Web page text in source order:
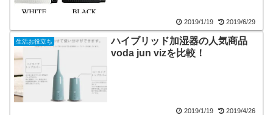
2019/1/19 2019/6/29
生活お役立ち
ハイブリッド加湿器の人気商品
voda jun vizを比較！
2019/1/19 2019/4/26